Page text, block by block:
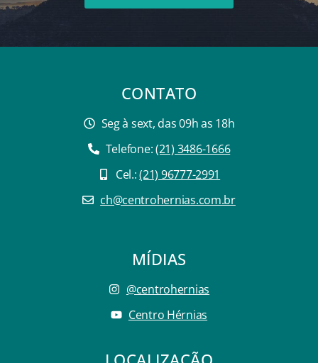
CONTATO
Seg à sext, das 09h as 18h
Telefone:(21) 3486-1666
Cel.:(21) 96777-2991
ch@centrohernias.com.br
MÍDIAS
@centrohernias
Centro Hérnias